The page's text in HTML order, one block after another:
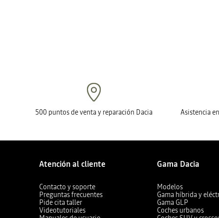
500 puntos de venta y reparación Dacia Asistencia
Atención al cliente
Contacto y soporte
Preguntas frecuentes
Pide cita taller
Videotutoriales
Gama Dacia
Modelos
Gama híbrida y
Gama GLP
Coches urbanos